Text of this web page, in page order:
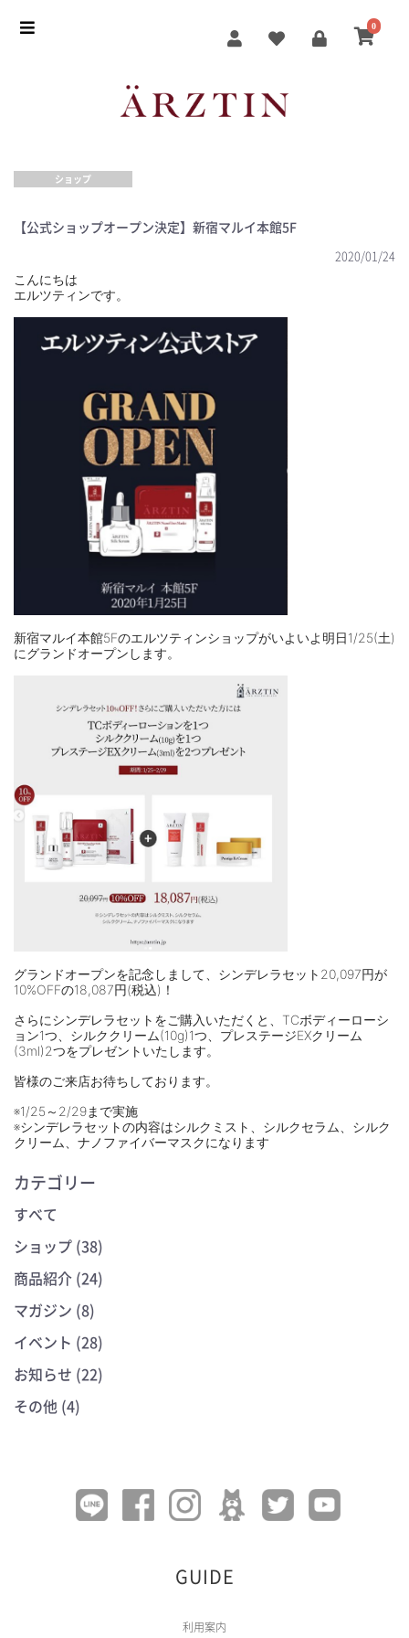
0
ショップ
【公式ショップオープン決定】新宿マルイ本館5F
2020/01/24
こんにちは
エルツティンです。
新宿マルイ本館5Fのエルツティンショップがいよいよ明日1/25(土)
にグランドオープンします。
グランドオープンを記念しまして、シンデレラセット20,097円が
10%OFFの18,087円(税込)！
さらにシンデレラセットをご購入いただくと、TCボディーローシ
ョン1つ、シルククリーム(10g)1つ、プレステージEXクリーム
(3ml)2つをプレゼントいたします。
皆様のご来店お待ちしております。
※1/25～2/29まで実施
※シンデレラセットの内容はシルクミスト、シルクセラム、シルク
クリーム、ナノファイバーマスクになります
カテゴリー
すべて
ショップ (38)
商品紹介 (24)
マガジン (8)
イベント (28)
お知らせ (22)
その他 (4)
GUIDE
利用案内